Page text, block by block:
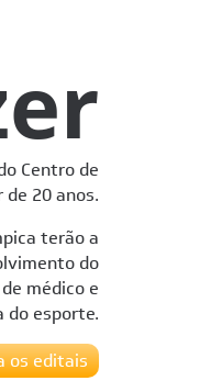
Centro de
20 anos.
terão a
do
médico e
esporte.
os editais